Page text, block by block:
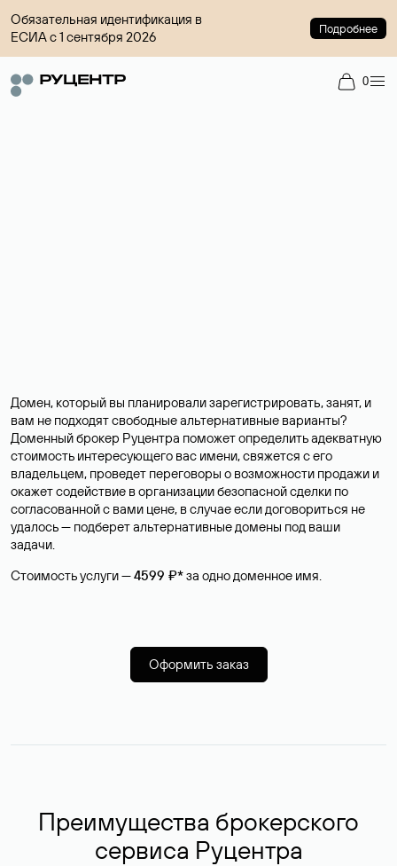
Обязательная идентификация в
ЕСИА с 1 сентября 2026
Подробнее
0
Домен, который вы планировали зарегистрировать, занят, и
вам не подходят свободные альтернативные варианты?
Доменный брокер Руцентра поможет определить адекватную
стоимость интересующего вас имени, свяжется с его
владельцем, проведет переговоры о возможности продажи и
окажет содействие в организации безопасной сделки по
согласованной с вами цене, в случае если договориться не
удалось — подберет альтернативные домены под ваши
задачи.
Стоимость услуги —4599 ₽*за одно доменное имя.
Оформить заказ
Преимущества брокерского
сервиса Руцентра